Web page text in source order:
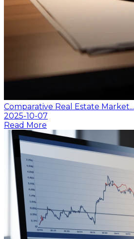
Comparative Real Estate Market...
2025-10-07
Read More